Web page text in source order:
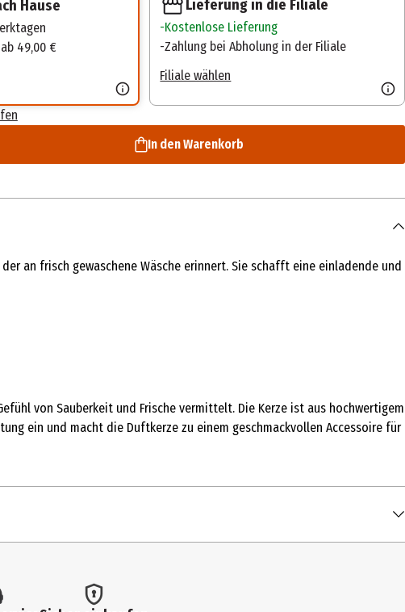
Hause
49,00 €
Lieferung in die Filiale
Kostenlose Lieferung
Zahlung bei Abholung in der Filiale
Filiale wählen
In den Warenkorb
an frisch gewaschene Wäsche erinnert. Sie schafft eine einladende und
von Sauberkeit und Frische vermittelt. Die Kerze ist aus hochwertigem
ein und macht die Duftkerze zu einem geschmackvollen Accessoire für